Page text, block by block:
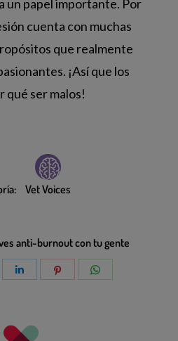
un papel importante. Por
cuenta con muchas
que realmente
¡Así que los
qué ser malos!
Vet Voices
anti-burnout con tu gente